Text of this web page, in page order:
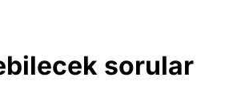
sorular